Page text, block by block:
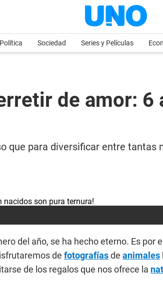
Política Sociedad Series y Películas
de amor:
que para diversificar entre
del año, se ha hecho eterno. Es por
de fotografíasde animales
de los regalos que nos ofrece la